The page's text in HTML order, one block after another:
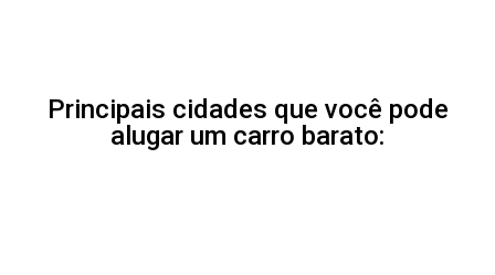
Principais cidades que você pode
alugar um carro barato: